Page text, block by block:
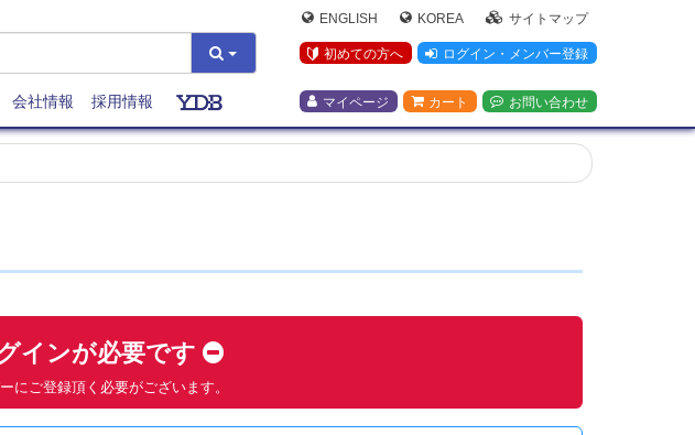
ENGLISH KOREA サイトマップ
初めての方へ ログイン・メンバー登録
マイページ カート お問い合わせ
会社情報 採用情報
インが必要です
にご登録頂く必要がございます。